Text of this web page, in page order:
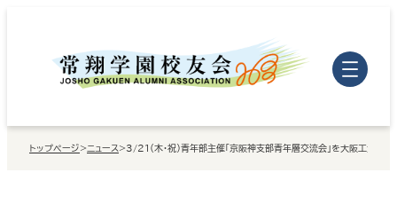
トップページ > ニュース > 3/21（木・祝）青年部主催「京阪神支部青年層交流会」を大阪工大・梅